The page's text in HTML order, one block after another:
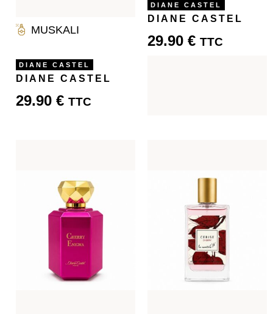
MUSKALI
DIANE CASTEL
DIANE CASTEL
29.90 € TTC
DIANE CASTEL
DIANE CASTEL
29.90 € TTC